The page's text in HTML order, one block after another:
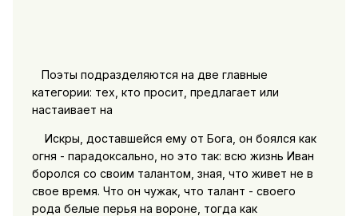
Поэты подразделяются на две главные
категории: тех, кто просит, предлагает или
настаивает на
Искры, доставшейся ему от Бога, он боялся как
огня - парадоксально, но это так: всю жизнь Иван
боролся со своим талантом, зная, что живет не в
свое время. Что он чужак, что талант - своего
рода белые перья на вороне, тогда как